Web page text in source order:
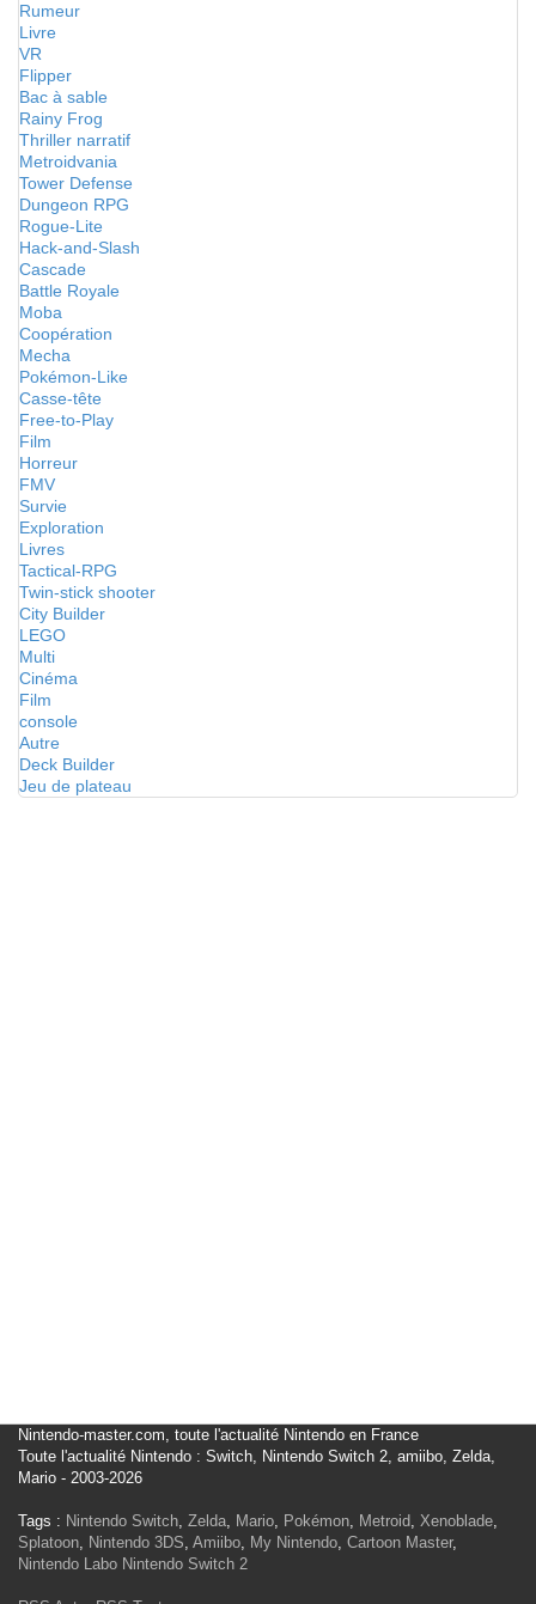
Rumeur
Livre
VR
Flipper
Bac à sable
Rainy Frog
Thriller narratif
Metroidvania
Tower Defense
Dungeon RPG
Rogue-Lite
Hack-and-Slash
Cascade
Battle Royale
Moba
Coopération
Mecha
Pokémon-Like
Casse-tête
Free-to-Play
Film
Horreur
FMV
Survie
Exploration
Livres
Tactical-RPG
Twin-stick shooter
City Builder
LEGO
Multi
Cinéma
Film
console
Autre
Deck Builder
Jeu de plateau
Nintendo-master.com, toute l'actualité Nintendo en France
Toute l'actualité Nintendo : Switch, Nintendo Switch 2, amiibo, Zelda,
Mario - 2003-2026
Tags : Nintendo Switch, Zelda, Mario, Pokémon, Metroid, Xenoblade,
Splatoon, Nintendo 3DS, Amiibo, My Nintendo, Cartoon Master,
Nintendo Labo Nintendo Switch 2